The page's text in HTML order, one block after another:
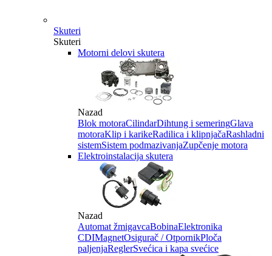
Skuteri
Skuteri
Motorni delovi skutera
Nazad
Blok motoraCilindarDihtung i semeringGlava
motoraKlip i karikeRadilica i klipnjačaRashladni
sistemSistem podmazivanjaZupčenje motora
Elektroinstalacija skutera
Nazad
Automat žmigavcaBobinaElektronika
CDIMagnetOsigurač / OtpornikPloča
paljenjaReglerSvećica i kapa svećice